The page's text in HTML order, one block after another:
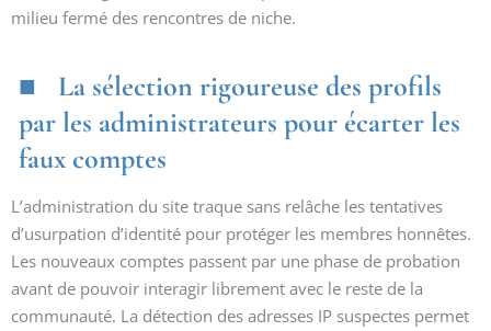
milieu fermé des rencontres de niche.
La sélection rigoureuse des profils
par les administrateurs pour écarter les
faux comptes
L’administration du site traque sans relâche les tentatives
d’usurpation d’identité pour protéger les membres honnêtes.
Les nouveaux comptes passent par une phase de probation
avant de pouvoir interagir librement avec le reste de la
communauté. La détection des adresses IP suspectes permet